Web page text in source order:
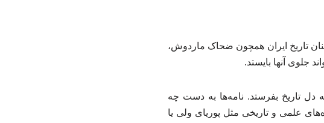
تاریخ ایران همچون ضحاک ماردوش،
جلوی آنها بایستد.
دل تاریخ بفرستد. نامه‌ها به دست چه
علمی و تاریخی مثل پوریای ولی یا